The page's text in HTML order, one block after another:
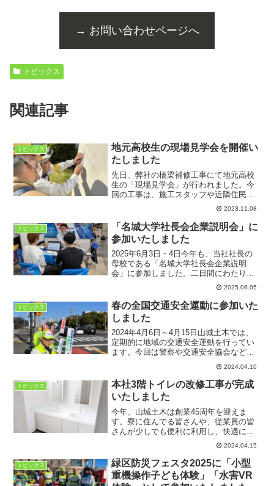
→ お問い合わせページへ
トピックス
関連記事
トピックス
地元高校生の現場見学会を開催い
たしました
先日、弊社の橋梁補修工事にて地元高校
生の「現場見学会」が行われました。今
回の工事は、施工スタッフや近隣住民の
皆さんに、事前にどのような工事を行う
かをわかりやすく説明するため、AR（拡
張現実）を駆使しています。施工時の現
場の様子をARで再現し...
2023.11.08
トピックス
「名城大学社長会企業説明会」に
参加いたしました
2025年6月3日・4日今年も、当社社長の
母校である「名城大学社長会企業説明
会」に参加しました。二日間にわたり、
延べ25名の学生の皆さんと直接お話しす
る機会を持つことができました。ご参加
いただいた皆さん、ありがとうございま
した。建設業にはさ...
2025.06.05
トピックス
春の全国交通安全運動に参加いた
しました
2024年4月6日～4月15日山城土木では、
定期的に地域の交通安全運動を行ってい
ます。今回は警察や交通安全協会などが
主催する「県内一斉大監視」のハンドア
ップ運動に参加しました。山城土木も、
多くの工事車両が毎朝稼働しています。
社内ではKY（危...
2024.04.10
トピックス
本社3階トイレの改修工事が完成
いたしました
今年、山城土木は創業45周年を迎えま
す。寮に住んでる皆さんや、従業員の皆
さんが少しでも便利に利用し、快適に生
活ができるよう事務所や会議室、社員寮
の設備のリニューアル・リフォームを少
しずつ行っています。今回は社員寮が併
設されている3階のトイレ...
2024.04.15
トピックス
緑区防災フェスタ2025に「小型
重機操作子ども体験」「水害VR